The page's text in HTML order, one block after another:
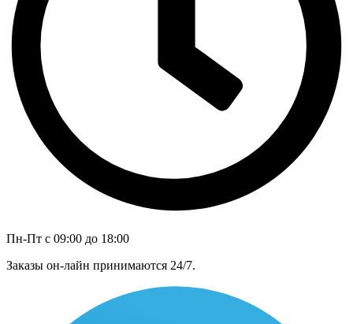
Пн-Пт с 09:00 до 18:00
Заказы он-лайн принимаются 24/7.